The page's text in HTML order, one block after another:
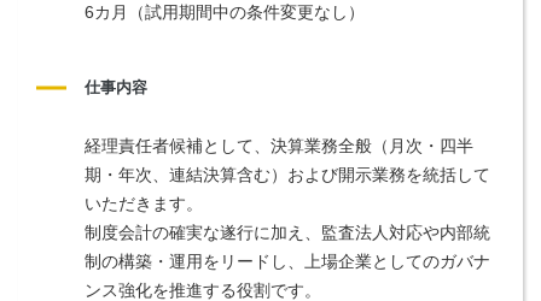
6カ月（試用期間中の条件変更なし）
仕事内容
経理責任者候補として、決算業務全般（月次・四半
期・年次、連結決算含む）および開示業務を統括して
いただきます。
制度会計の確実な遂行に加え、監査法人対応や内部統
制の構築・運用をリードし、上場企業としてのガバナ
ンス強化を推進する役割です。